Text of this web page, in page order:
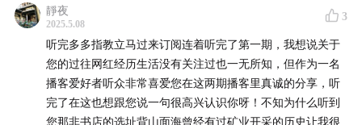
靜夜
2025.5.08
3
听完多多指教立马过来订阅连着听完了第一期，我想说关于
您的过往网红经历生活没有关注过也一无所知，但作为一名
播客爱好者听众非常喜爱您在这两期播客里真诚的分享，听
完了在这也想跟您说一句很高兴认识你呀！不知为什么听到
您那非书店的选址背山面海曾经有过矿业开采的历史让我很